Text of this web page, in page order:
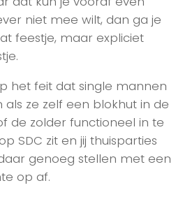
niet mee wilt, dan ga je
feestje, maar expliciet
het feit dat single mannen
ze zelf een blokhut in de
de zolder functioneel in te
SDC zit en jij thuisparties
genoeg stellen met een
op af.